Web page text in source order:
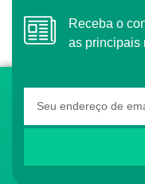
Receba o conteúdo semanal do Conass com
as principais